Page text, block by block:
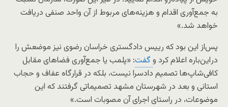
به جمع‌آوری اقدام و هزینه‌های مربوط از آن واحد صنفی دریافت
خواهد شد.»
پس‌از این بود که رییس دادگستری خراسان رضوی نیز موضعش را
در‌این‌باره اعلام کرد و گفت: «پلمب یا جمع‌آوری فضاهای مقابل
کافی‌شاپ‎‌ها تصمیم دادسرا نیست، بلکه در قرارگاه عفاف و حجاب
استانی و بعد در شهرستان مشهد تصمیماتی گرفتند که این
موضوعات، در راستای اجرای آن مصوبات است.»